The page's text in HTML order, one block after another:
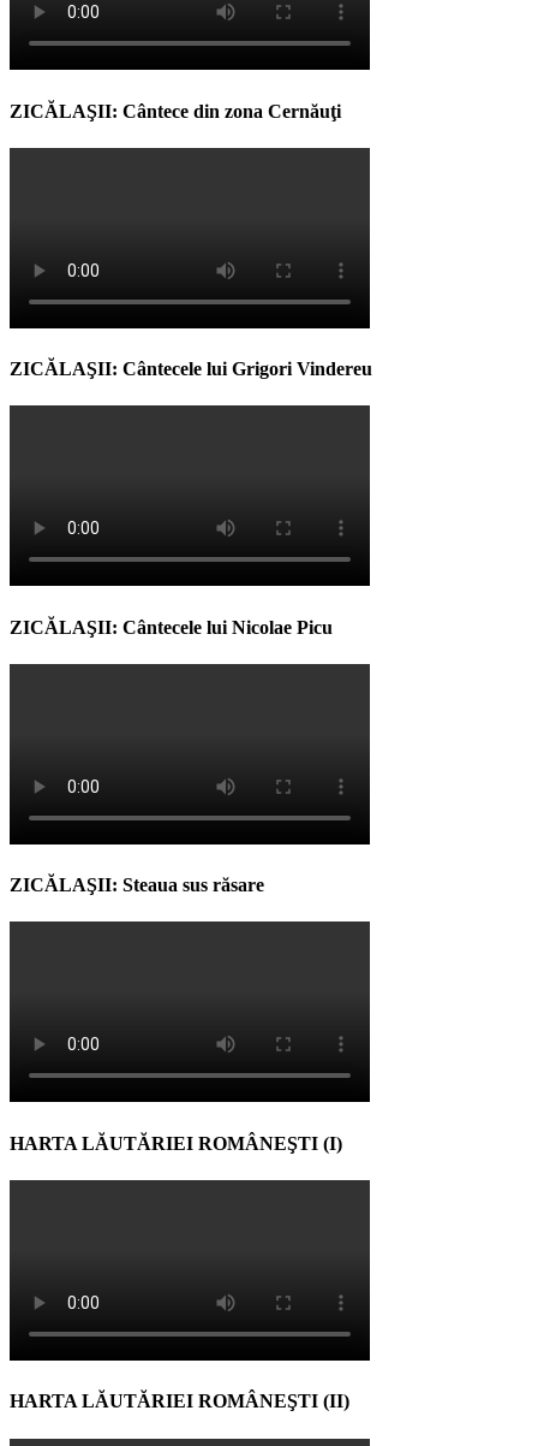
ZICĂLAŞII: Cântece din zona Cernăuţi
ZICĂLAŞII: Cântecele lui Grigori Vindereu
ZICĂLAŞII: Cântecele lui Nicolae Picu
ZICĂLAŞII: Steaua sus răsare
HARTA LĂUTĂRIEI ROMÂNEŞTI (I)
HARTA LĂUTĂRIEI ROMÂNEŞTI (II)